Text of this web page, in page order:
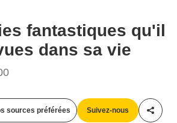
fantastiques qu'il
dans sa vie
sources préférées Suivez-nous